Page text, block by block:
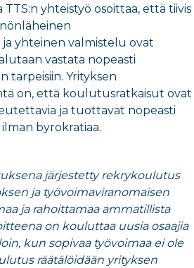
yhteistyö osoittaa, että tiivis
yhteinen valmistelu ovat
vastata nopeasti
tarpeisiin. Yrityksen
on, että koulutusratkaisut ovat
ja tuottavat nopeasti
byrokratiaa.
järjestetty rekrykoulutus
ja työvoimaviranomaisen
ja rahoittamaa ammatillista
on kouluttaa uusia osaajia
kun sopivaa työvoimaa ei ole
räätälöidään yrityksen